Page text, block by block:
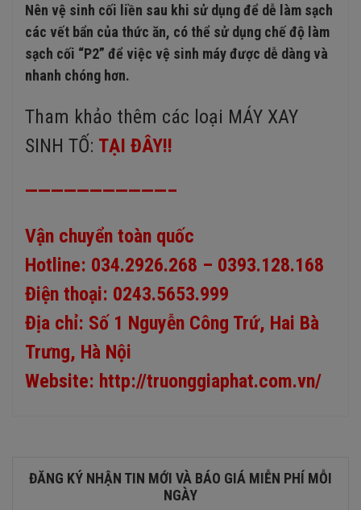
Nên vệ sinh cối liền sau khi sử dụng để dễ làm sạch
các vết bẩn của thức ăn, có thể sử dụng chế độ làm
sạch cối “P2” để việc vệ sinh máy được dễ dàng và
nhanh chóng hơn.
Tham khảo thêm các loại MÁY XAY
SINH TỐ: TẠI ĐÂY!!
———————————–
Vận chuyển toàn quốc
Hotline: 034.2926.268 – 0393.128.168
Điện thoại: 0243.5653.999
Địa chỉ: Số 1 Nguyễn Công Trứ, Hai Bà
Trưng, Hà Nội
Website: http://truonggiaphat.com.vn/
ĐĂNG KÝ NHẬN TIN MỚI VÀ BÁO GIÁ MIỄN PHÍ MỖI
NGÀY